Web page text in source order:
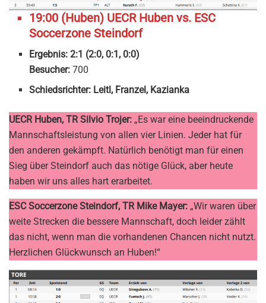
19:00 (Huben) UECR Huben vs. ESC
Soccerzone Steindorf
Ergebnis: 2:1 (2:0, 0:1, 0:0)
Besucher:700
Schiedsrichter: Leitl, Franzel, Kazianka
UECR Huben, TR Silvio Trojer: „Es war eine beeindruckende
Mannschaftsleistung von allen vier Linien. Jeder hat für
den anderen gekämpft. Natürlich benötigt man für einen
Sieg über Steindorf auch das nötige Glück, aber heute
haben wir uns alles hart erarbeitet.
ESC Soccerzone Steindorf, TR Mike Mayer: „Wir waren über
weite Strecken die bessere Mannschaft, doch leider zählt
das nicht, wenn man die vorhandenen Chancen nicht nutzt.
Herzlichen Glückwunsch an Huben!“